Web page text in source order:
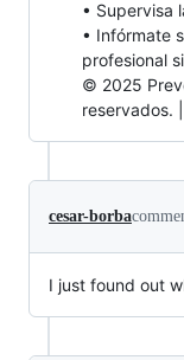
• Supervisa
• Infórmate
profesional
© 2025
reservados.
cesar-borba
I just found out